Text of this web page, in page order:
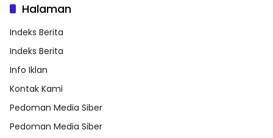
Halaman
Indeks Berita
Indeks Berita
Info Iklan
Kontak Kami
Pedoman Media Siber
Pedoman Media Siber